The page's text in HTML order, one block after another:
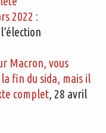
2022 :
Macron, vous
fin du sida, mais il
complet, 28 avril